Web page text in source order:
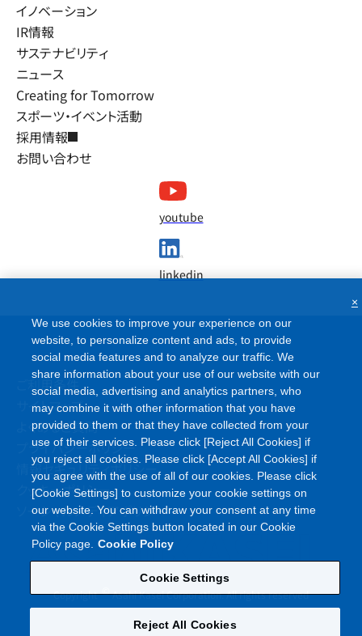
イノベーション
IR情報
サステナビリティ
ニュース
Creating for Tomorrow
スポーツ・イベント活動
採用情報
お問い合わせ
youtube
linkedin
ご利用条件
サイトマップ
よくあるご質問
プライバシーポリシー
情報セキュリティポリシー
クッキーポリシー
ソーシャルメディアポリシー
Copyright Asahi Kasei Corporation. All rights reserved
We use cookies to improve your experience on our
website, to personalize content and ads, to provide
social media features and to analyze our traffic. We
share information about your use of our website with our
social media, advertising and analytics partners, who
may combine it with other information that you have
provided to them or that they have collected from your
use of their services. Please click [Reject All Cookies] if
you reject all cookies. Please click [Accept All Cookies] if
you agree with the use of all of our cookies. Please click
[Cookie Settings] to customize your cookie settings on
our website. You can withdraw your consent at any time
via the Cookie Settings button located in our Cookie
Policy page. Cookie Policy
Cookie Settings
Reject All Cookies
×